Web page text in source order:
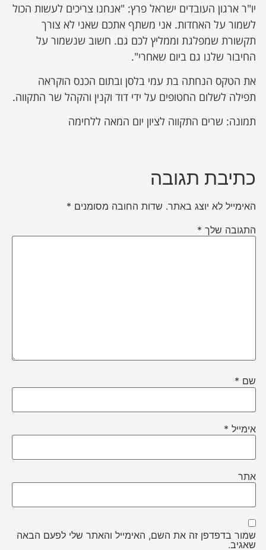
יו"ר ארגון העובדים ישראל פרץ: "אנחנו צריכים לעשות הכול
לשמור על האחדות. אני משתף אתכם שאני לא צורך
תקשורת שמפלגת וממליץ לכם גם. חשוב שנשמור על
החיבור שלנו גם ביום שאחרי".
את הטקס הנחתה בת עמי בלסן ובתום הכנס הוקראה
תפילה לשלום החטופים על ידי דוד וקנין והקהל שר התקווה.
תמונה: שרים התקווה לציון יום המאה ללחימה
כתיבת תגובה
האימייל לא יוצג באתר. שדות החובה מסומנים *
התגובה שלך *
שם *
אימייל *
אתר
שמור בדפדפן זה את השם, האימייל והאתר שלי לפעם הבאה
שאגיב.